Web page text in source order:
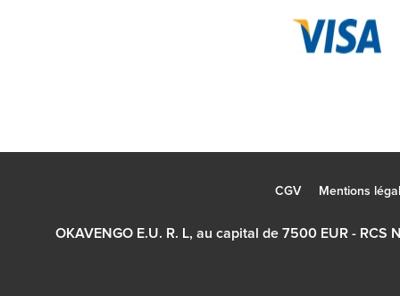
CGV Mentions
OKAVENGO E.U. R. L, au capital de 7500 EUR -